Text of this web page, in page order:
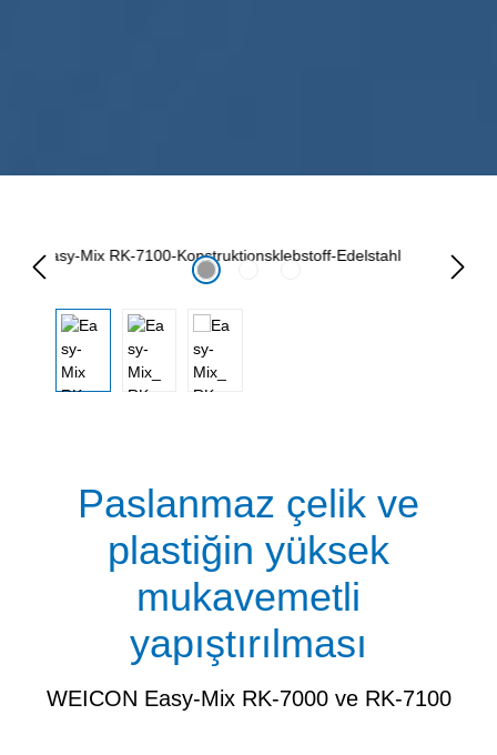
Resim galerisini atla
Paslanmaz çelik ve
plastiğin yüksek
mukavemetli
yapıştırılması
WEICON Easy-Mix RK-7000 ve RK-7100